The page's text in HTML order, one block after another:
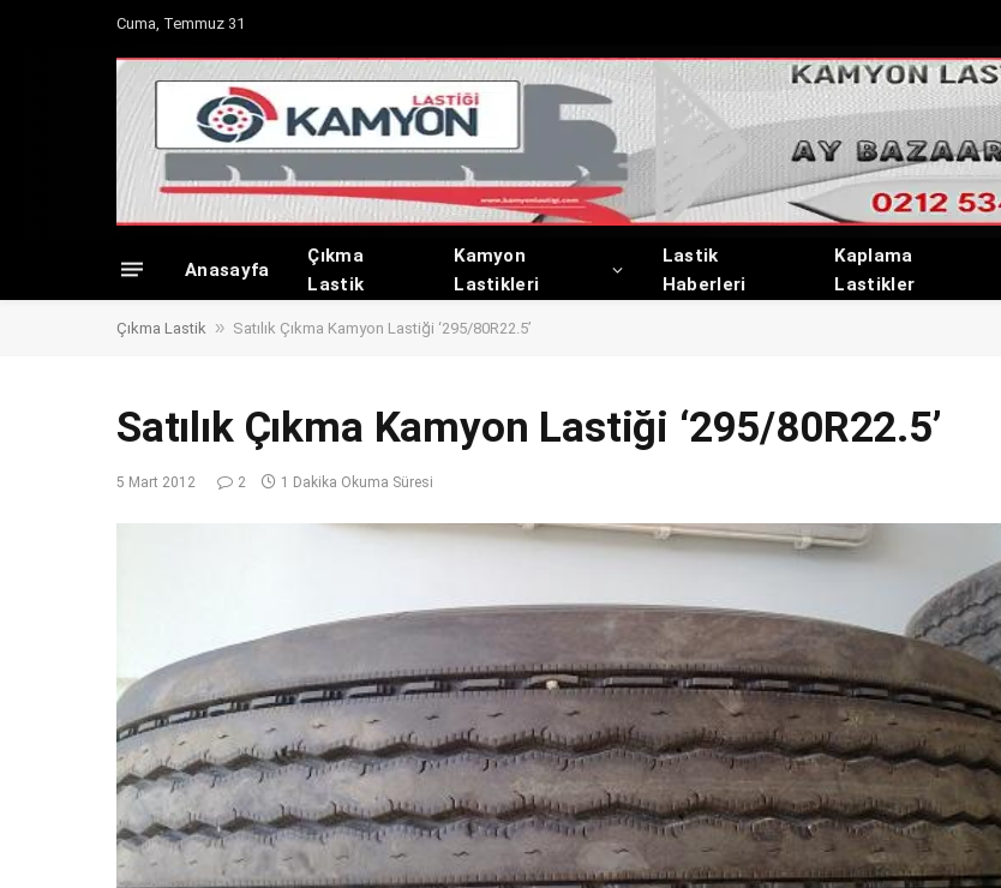
Cuma, Temmuz 31
Anasayfa
Çıkma
Lastik
Kamyon
Lastikleri
Lastik
Haberleri
Kaplama
Lastikler
Çıkma Lastik » Satılık Çıkma Kamyon Lastiği ‘295/80R22.5’
Satılık Çıkma Kamyon Lastiği ‘295/80R22.5’
5 Mart 2012 2 1 Dakika Okuma Süresi